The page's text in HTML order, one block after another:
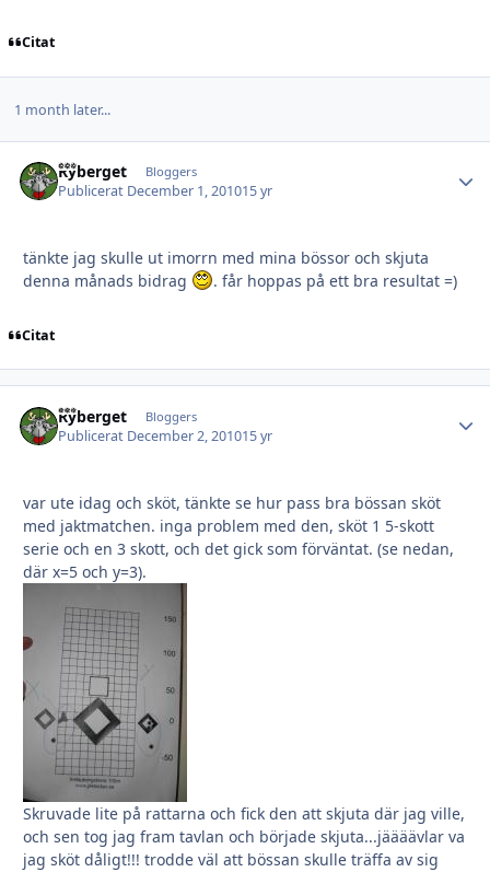
Citat
1 month later...
Ryberget Bloggers
Publicerat December 1, 201015 yr
tänkte jag skulle ut imorrn med mina bössor och skjuta
denna månads bidrag
. får hoppas på ett bra resultat =)
Citat
Ryberget Bloggers
Publicerat December 2, 201015 yr
var ute idag och sköt, tänkte se hur pass bra bössan sköt
med jaktmatchen. inga problem med den, sköt 1 5-skott
serie och en 3 skott, och det gick som förväntat. (se nedan,
där x=5 och y=3).
Skruvade lite på rattarna och fick den att skjuta där jag ville,
och sen tog jag fram tavlan och började skjuta...jäääävlar va
jag sköt dåligt!!! trodde väl att bössan skulle träffa av sig